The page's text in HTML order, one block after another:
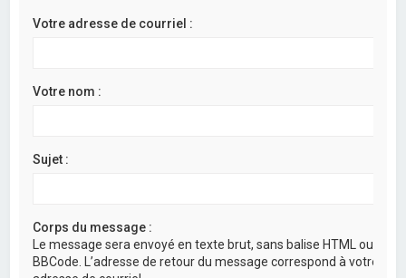
Votre adresse de courriel :
Votre nom :
Sujet :
Corps du message :
Le message sera envoyé en texte brut, sans balise HTML ou
BBCode. L’adresse de retour du message correspond à votre